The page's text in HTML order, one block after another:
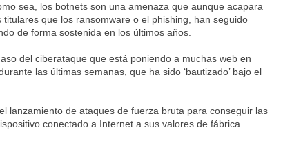
sea, los botnets son una amenaza que aunque acapara
titulares que los ransomware o el phishing, han seguido
de forma sostenida en los últimos años.
del ciberataque que está poniendo a muchas web en
las últimas semanas, que ha sido ‘bautizado’ bajo el
lanzamiento de ataques de fuerza bruta para conseguir las
conectado a Internet a sus valores de fábrica.